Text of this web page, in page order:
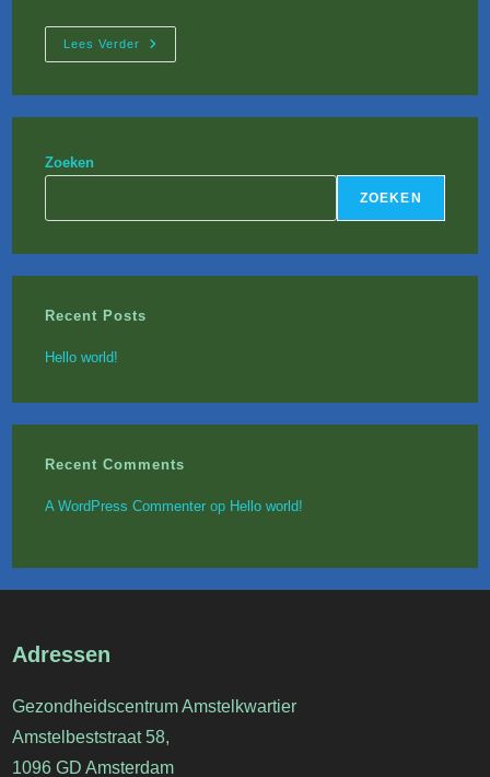
Lees Verder
Hello
World!
Zoeken
ZOEKEN
Recent Posts
Hello world!
Recent Comments
A WordPress Commenter op Hello world!
Adressen
Gezondheidscentrum Amstelkwartier
Amstelbeststraat 58,
1096 GD Amsterdam